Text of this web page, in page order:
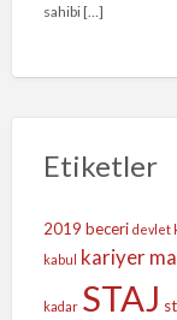
sahibi […]
Etiketler
2019 beceri devlet
kabul kariyer
kadar STAJ